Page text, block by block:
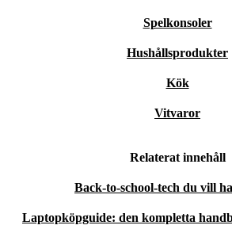
Spelkonsoler
Hushållsprodukter
Kök
Vitvaror
Relaterat innehåll
Back-to-school-tech du vill
Laptopköpguide: den kompletta